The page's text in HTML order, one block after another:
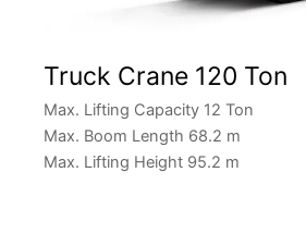
Truck Crane 120 Ton
Max. Lifting Capacity 12 Ton
Max. Boom Length 68.2 m
Max. Lifting Height 95.2 m